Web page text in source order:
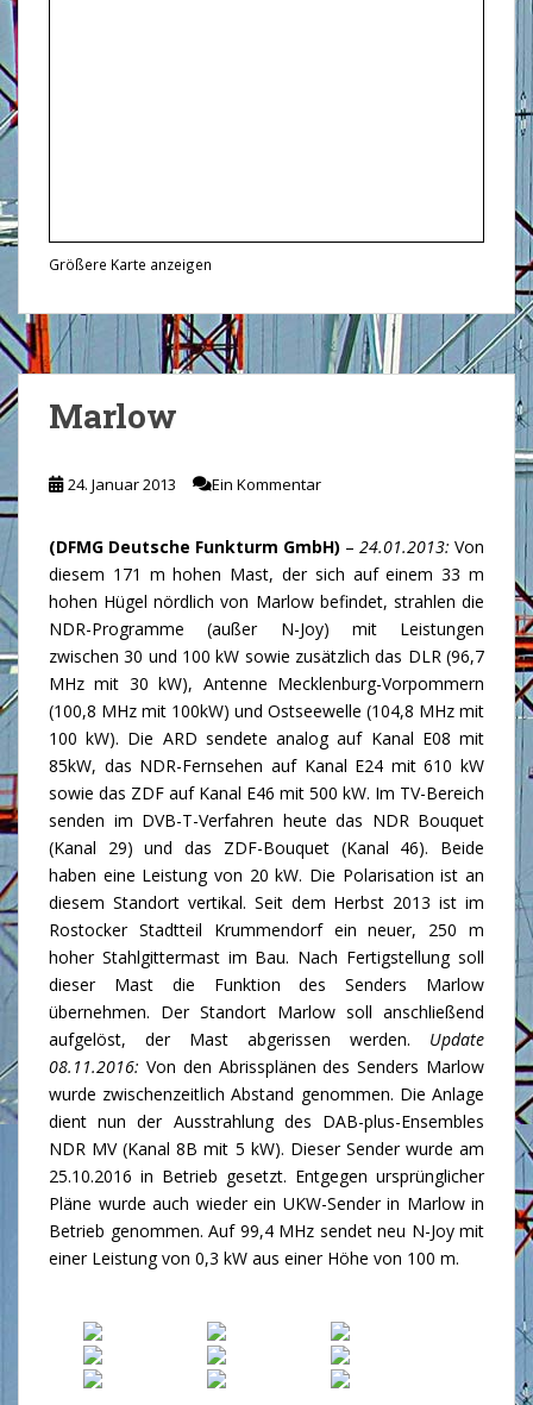
Größere Karte anzeigen
Marlow
24. Januar 2013 Ein Kommentar
(DFMG Deutsche Funkturm GmbH) – 24.01.2013: Von
diesem 171 m hohen Mast, der sich auf einem 33 m
hohen Hügel nördlich von Marlow befindet, strahlen die
NDR-Programme (außer N-Joy) mit Leistungen
zwischen 30 und 100 kW sowie zusätzlich das DLR (96,7
MHz mit 30 kW), Antenne Mecklenburg-Vorpommern
(100,8 MHz mit 100kW) und Ostseewelle (104,8 MHz mit
100 kW). Die ARD sendete analog auf Kanal E08 mit
85kW, das NDR-Fernsehen auf Kanal E24 mit 610 kW
sowie das ZDF auf Kanal E46 mit 500 kW. Im TV-Bereich
senden im DVB-T-Verfahren heute das NDR Bouquet
(Kanal 29) und das ZDF-Bouquet (Kanal 46). Beide
haben eine Leistung von 20 kW. Die Polarisation ist an
diesem Standort vertikal. Seit dem Herbst 2013 ist im
Rostocker Stadtteil Krummendorf ein neuer, 250 m
hoher Stahlgittermast im Bau. Nach Fertigstellung soll
dieser Mast die Funktion des Senders Marlow
übernehmen. Der Standort Marlow soll anschließend
aufgelöst, der Mast abgerissen werden. Update
08.11.2016: Von den Abrissplänen des Senders Marlow
wurde zwischenzeitlich Abstand genommen. Die Anlage
dient nun der Ausstrahlung des DAB-plus-Ensembles
NDR MV (Kanal 8B mit 5 kW). Dieser Sender wurde am
25.10.2016 in Betrieb gesetzt. Entgegen ursprünglicher
Pläne wurde auch wieder ein UKW-Sender in Marlow in
Betrieb genommen. Auf 99,4 MHz sendet neu N-Joy mit
einer Leistung von 0,3 kW aus einer Höhe von 100 m.